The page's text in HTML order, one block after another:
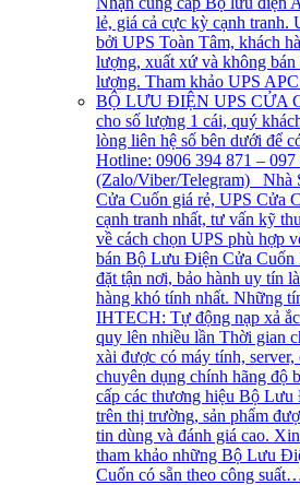
lẻ, giá cả cực kỳ cạnh tranh.
bởi UPS Toàn Tâm, khách
lượng, xuất xứ và không bán
lượng. Tham khảo UPS
BỘ LƯU ĐIỆN UPS CỬA
cho số lượng 1 cái, quý
lòng liên hệ số bên dưới để
Hotline: 0906 394 871 – 097
(Zalo/Viber/Telegram) Nhà
Cửa Cuốn giá rẻ, UPS Cửa
cạnh tranh nhất, tư vấn kỹ
về cách chọn UPS phù hợp
bán Bộ Lưu Điện Cửa
đặt tận nơi, bảo hành uy tín
hàng khó tính nhất. Những
IHTECH: Tự động nạp xả
quy lên nhiều lần Thời gian
xài được có máy tính,
chuyên dụng chính hãng độ
cấp các thương hiệu Bộ
trên thị trường, sản phẩm
tin dùng và đánh giá cao.
tham khảo những Bộ Lưu
Cuốn có sẵn theo công